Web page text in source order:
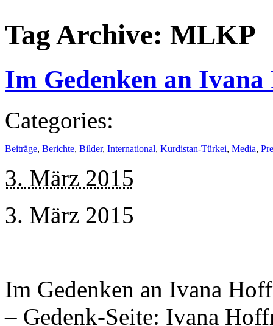
Tag Archive: MLKP
Im Gedenken an
Categories:
Beiträge, Berichte, Bilder, International, Kurdistan-Türkei, Media,
3. März 2015
3. März 2015
Im Gedenken an Ivana
– Gedenk-Seite: Ivana